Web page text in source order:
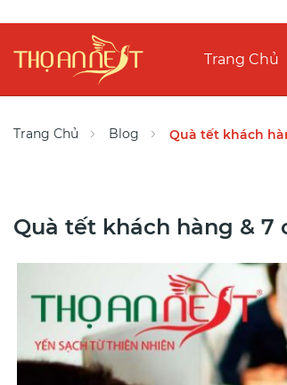
Trang Chủ
Trang Chủ Blog Quà tết khách
Quà tết khách hàng &